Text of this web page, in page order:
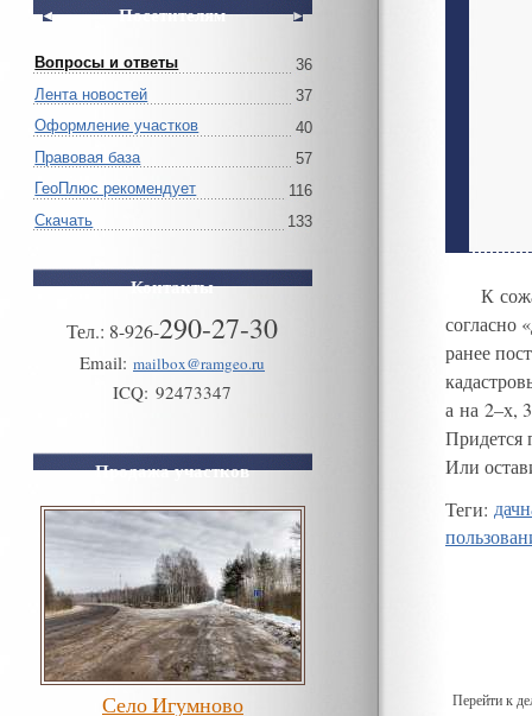
Посетителям
Вопросы и ответы
36
Лента новостей
37
Оформление участков
40
Правовая база
57
ГеоПлюс рекомендует
116
Скачать
133
Контакты
Тел.: 8-926-290-27-30
Email: mailbox@ramgeo.ru
ICQ: 92473347
Продажа участков
Село Игумново
К
согласно «
ранее
а на 2–х,
Придется
Или
Теги:
Перейти к